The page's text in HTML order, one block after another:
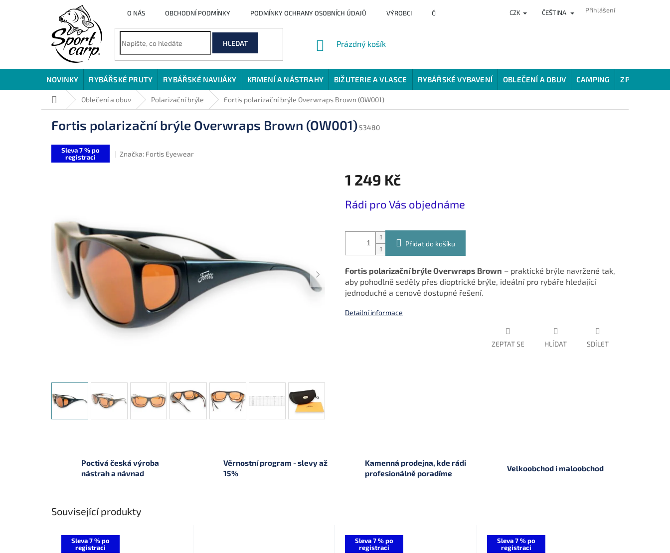
O NÁS OBCHODNÍ PODMÍNKY PODMÍNKY OCHRANY OSOBNÍCH ÚDAJŮ VÝROBCI ČLÁNKY HODNOCENÍ OBCHODU VĚRNOSTNÍ
CZK ČEŠTINA Přihlášení
HLEDAT
NÁKUPNÍ
Prázdný košík
NOVINKY RYBÁŘSKÉ PRUTY RYBÁŘSKÉ NAVIJÁKY KRMENÍ A NÁSTRAHY BIŽUTERIE A VLASCE RYBÁŘSKÉ VYBAVENÍ OBLEČENÍ A OBUV CAMPING ZPŮSOBY
Domů Oblečení a obuv Polarizační brýle Fortis polarizační brýle Overwraps Brown (OW001)
Fortis polarizační brýle Overwraps Brown (OW001)53480
Sleva 7 % po
registraci
Značka: Fortis Eyewear
1 249 Kč
cena:
Rádi pro Vás objednáme
Přidat do košíku
Fortis polarizační brýle Overwraps Brown – praktické brýle navržené tak,
aby pohodlně seděly přes dioptrické brýle, ideální pro rybáře hledající
jednoduché a cenově dostupné řešení.
Detailní informace
ZEPTAT SE HLÍDAT SDÍLET
Poctivá česká výroba
nástrah a návnad
Věrnostní program - slevy až
15%
Kamenná prodejna, kde rádi
profesionálně poradíme
Velkoobchod i maloobchod
Související produkty
Sleva 7 % po
registraci
Sleva 7 % po
registraci
Sleva 7 % po
registraci